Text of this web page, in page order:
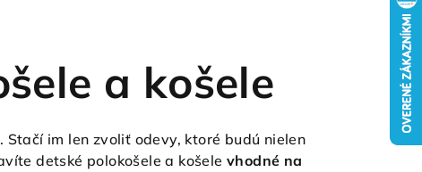
a košele
im len zvoliť odevy, ktoré budú nielen
detské polokošele a košelevhodné na